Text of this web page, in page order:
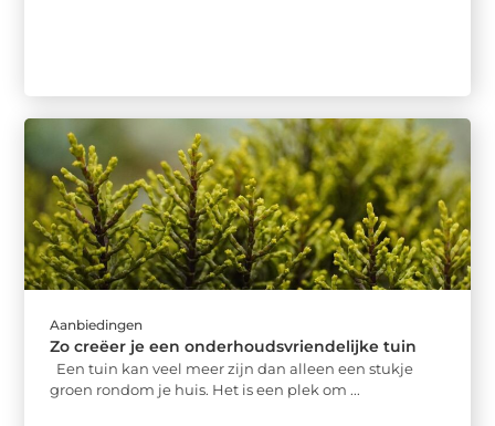
Aanbiedingen
Zo creëer je een onderhoudsvriendelijke tuin
Een tuin kan veel meer zijn dan alleen een stukje
groen rondom je huis. Het is een plek om ...